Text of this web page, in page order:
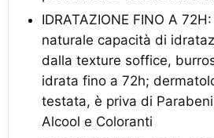
IDRATAZIONE FINO A
naturale capacità di
dalla texture soffice,
idrata fino a 72h;
testata, è priva di
Alcool e Coloranti